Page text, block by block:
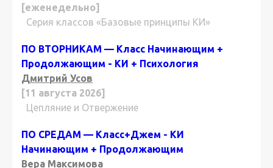
[еженедельно]
Серия классов «Базовые принципы КИ»
ПО ВТОРНИКАМ — Класс Начинающим +
Продолжающим - КИ + Психология
Дмитрий Усов
[11 августа 2026]
Цепляние и Отвержение
ПО СРЕДАМ — Класс+Джем - КИ
Начинающим + Продолжающим
Вера Максимова